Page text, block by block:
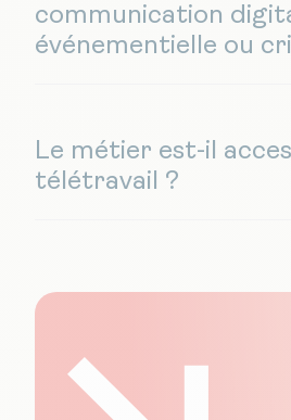
communication
événementielle ou
Le métier est-il
télétravail ?